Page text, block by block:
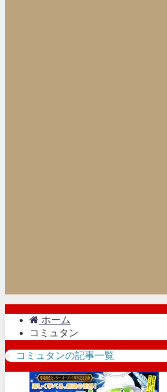
ホーム
コミュタン
コミュタンの記事一覧